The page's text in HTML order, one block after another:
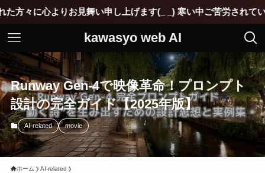
りお見舞い申し上げます(_ _) 寒い中ご苦労されていると思い
kawasyo web AI
Runway Gen-4で映像革命！プロンプト
設計の完全ガイド【2025年版】
AI-related movie
ホーム AI-related